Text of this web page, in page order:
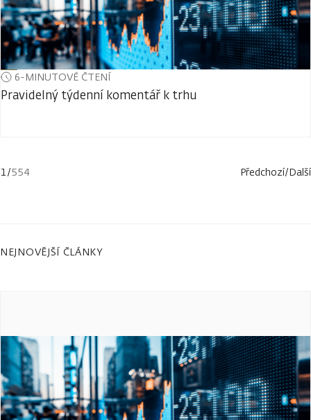
6-MINUTOVÉ ČTENÍ
Pravidelný týdenní komentář k trhu
1/554 Předchozí/Další
NEJNOVĚJŠÍ ČLÁNKY